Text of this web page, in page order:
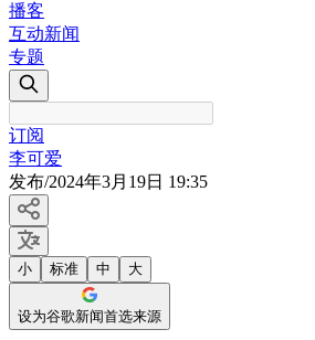
播客
互动新闻
专题
订阅
李可爱
发布/2024年3月19日 19:35
小 标准 中 大
设为谷歌新闻首选来源